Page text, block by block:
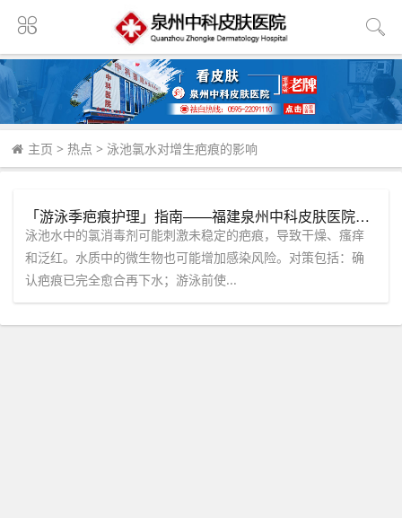
主页 > 热点 > 泳池氯水对增生疤痕的影响
「游泳季疤痕护理」指南——福建泉州中科皮肤医院：泳池水、海水对疤痕的影响与对策
泳池水中的氯消毒剂可能刺激未稳定的疤痕，导致干燥、瘙痒
和泛红。水质中的微生物也可能增加感染风险。对策包括：确
认疤痕已完全愈合再下水；游泳前使...